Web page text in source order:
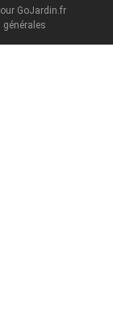
GoJardin.fr